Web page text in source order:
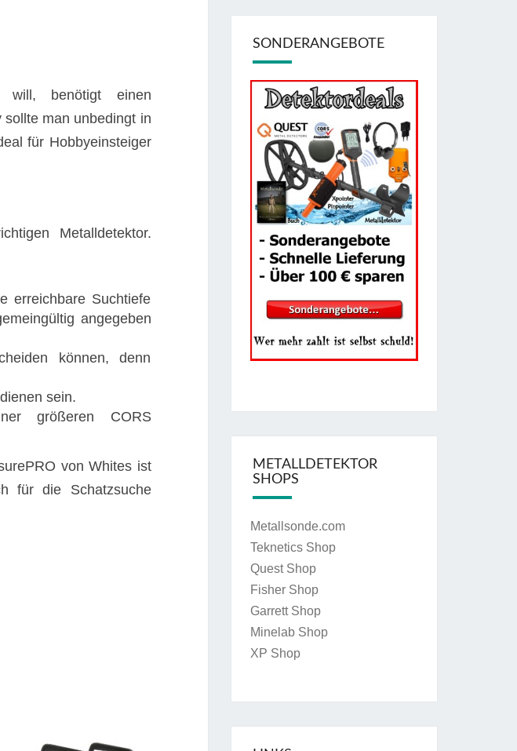
will, benötigt einen
man unbedingt in
für Hobbyeinsteiger
Metalldetektor.
erreichbare Suchtiefe
angegeben
können, denn
sein.
größeren CORS
von Whites ist
für die Schatzsuche
SONDERANGEBOTE
METALLDETEKTOR
SHOPS
Metallsonde.com
Teknetics Shop
Quest Shop
Fisher Shop
Garrett Shop
Minelab Shop
XP Shop